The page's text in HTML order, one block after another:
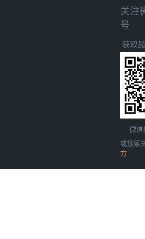
关注
号
获取
微信
或搜索
方